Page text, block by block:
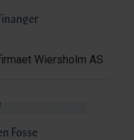
Wiersholm AS
Fosse